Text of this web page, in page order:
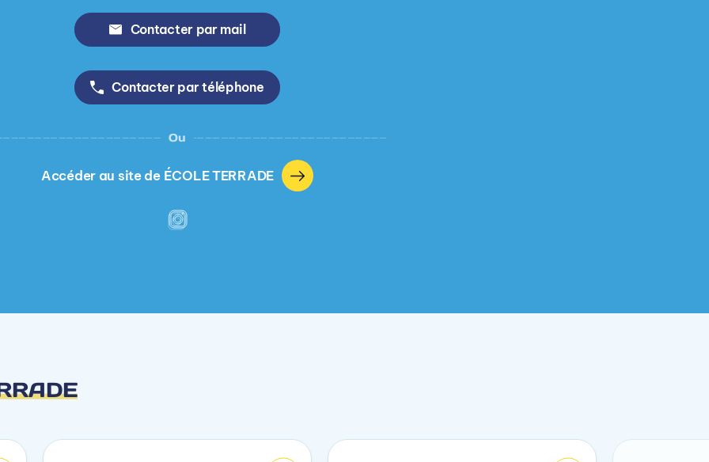
Contacter par mail
Contacter par téléphone
Ou
Accéder au site de ÉCOLE TERRADE